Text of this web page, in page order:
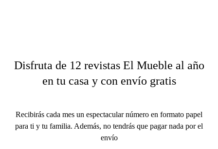
Disfruta de 12 revistas El Mueble al año
en tu casa y con envío gratis
Recibirás cada mes un espectacular número en formato papel
para ti y tu familia. Además, no tendrás que pagar nada por el
envío